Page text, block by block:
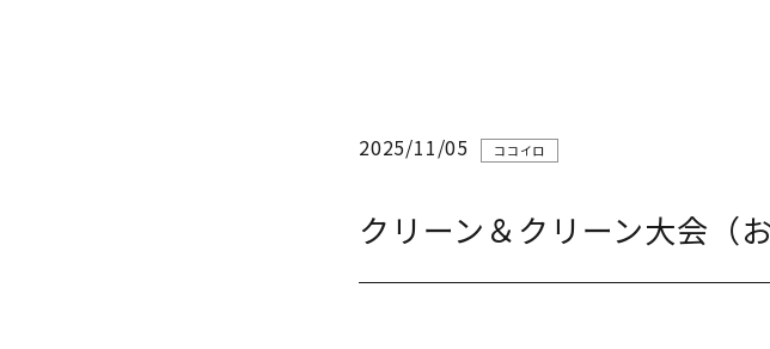
2025/11/05 ココイロ
クリーン＆クリーン大会（